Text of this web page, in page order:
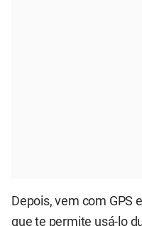
Depois, vem com GPS
que te permite usá-lo